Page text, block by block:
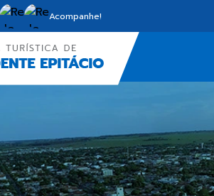
Acompanhe!